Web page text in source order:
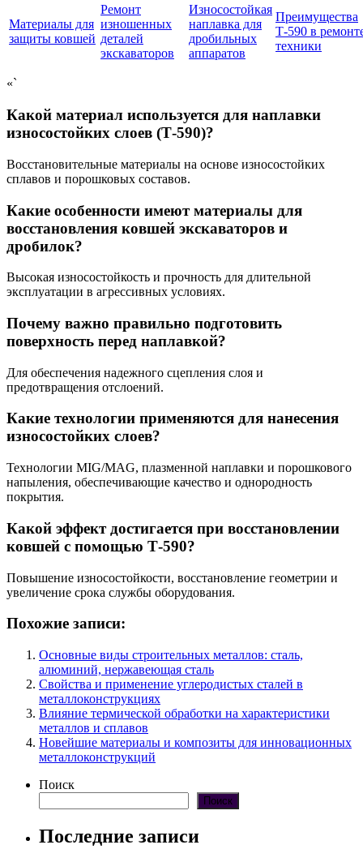
Материалы для
защиты ковшей
Ремонт
изношенных
деталей
экскаваторов
Износостойкая
наплавка для
дробильных
аппаратов
Преимущества
Т-590 в
техники
«`
Какой материал используется для наплавки
износостойких слоев (Т-590)?
Восстановительные материалы на основе износостойких
сплавов и порошковых составов.
Какие особенности имеют материалы для
восстановления ковшей экскаваторов и
дробилок?
Высокая износостойкость и прочность для длительной
эксплуатации в агрессивных условиях.
Почему важно правильно подготовить
поверхность перед наплавкой?
Для обеспечения надежного сцепления слоя и
предотвращения отслоений.
Какие технологии применяются для нанесения
износостойких слоев?
Технологии MIG/MAG, плазменной наплавки и порошкового
напыления, обеспечивающие качество и однородность
покрытия.
Какой эффект достигается при восстановлении
ковшей с помощью Т-590?
Повышение износостойкости, восстановление геометрии и
увеличение срока службы оборудования.
Похожие записи:
Основные виды строительных металлов: сталь,
алюминий, нержавеющая сталь
Свойства и применение углеродистых сталей в
металлоконструкциях
Влияние термической обработки на характеристики
металлов и сплавов
Новейшие материалы и композиты для инновационных
металлоконструкций
Поиск
Поиск
Последние записи